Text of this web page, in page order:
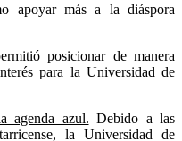
apoyar más a la diáspora
posicionar de manera
para la Universidad de
agenda azul. Debido a las
la Universidad de